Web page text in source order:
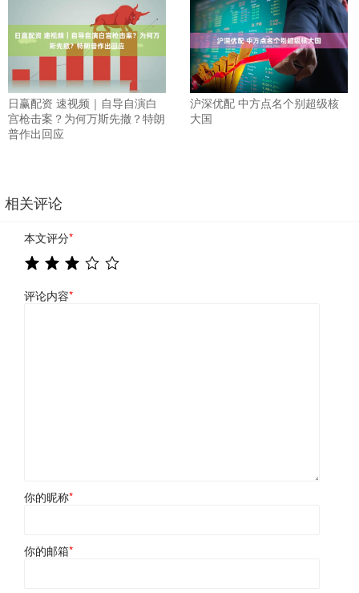
日赢配资 速视频｜自导自演白
宫枪击案？为何万斯先撤？特朗
普作出回应
沪深优配 中方点名个别超级核
大国
相关评论
本文评分*
评论内容*
你的昵称*
你的邮箱*